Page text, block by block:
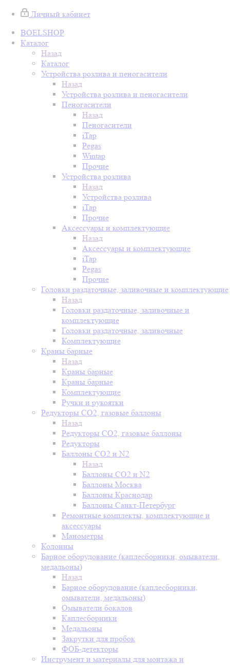
Личный кабинет
BOELSHOP
Каталог
Назад
Каталог
Устройства розлива и пеногасители
Назад
Устройства розлива и пеногасители
Пеногасители
Назад
Пеногасители
iTap
Pegas
Wintap
Прочие
Устройства розлива
Назад
Устройства розлива
iTap
Прочие
Аксессуары и комплектующие
Назад
Аксессуары и комплектующие
iTap
Pegas
Прочие
Головки раздаточные, заливочные и комплектующие
Назад
Головки раздаточные, заливочные и
комплектующие
Головки раздаточные, заливочные
Комплектующие
Краны барные
Назад
Краны барные
Краны барные
Комплектующие
Ручки и рукоятки
Редукторы СО2, газовые баллоны
Назад
Редукторы СО2, газовые баллоны
Редукторы
Баллоны СО2 и N2
Назад
Баллоны СО2 и N2
Баллоны Москва
Баллоны Краснодар
Баллоны Санкт-Петербург
Ремонтные комплекты, комплектующие и
аксессуары
Манометры
Колонны
Барное оборудование (каплесборники, омыватели,
медальоны)
Назад
Барное оборудование (каплесборники,
омыватели, медальоны)
Омыватели бокалов
Каплесборники
Медальоны
Закрутки для пробок
ФОБ-детекторы
Инструмент и материалы для монтажа и